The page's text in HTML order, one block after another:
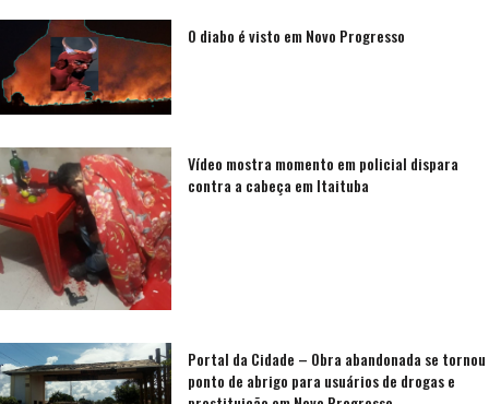
O diabo é visto em Novo Progresso
Vídeo mostra momento em policial dispara
contra a cabeça em Itaituba
Portal da Cidade – Obra abandonada se tornou
ponto de abrigo para usuários de drogas e